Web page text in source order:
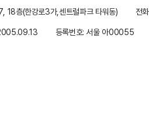
18층(한강로3가,센트럴파크 타워동)
전
등록번호: 서울 아00055